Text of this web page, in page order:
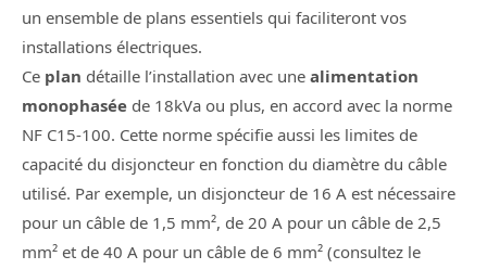
un ensemble de plans essentiels qui faciliteront vos
installations électriques.
Ce plan détaille l’installation avec une alimentation
monophasée de 18kVa ou plus, en accord avec la norme
NF C15-100. Cette norme spécifie aussi les limites de
capacité du disjoncteur en fonction du diamètre du câble
utilisé. Par exemple, un disjoncteur de 16 A est nécessaire
pour un câble de 1,5 mm², de 20 A pour un câble de 2,5
mm² et de 40 A pour un câble de 6 mm² (consultez le